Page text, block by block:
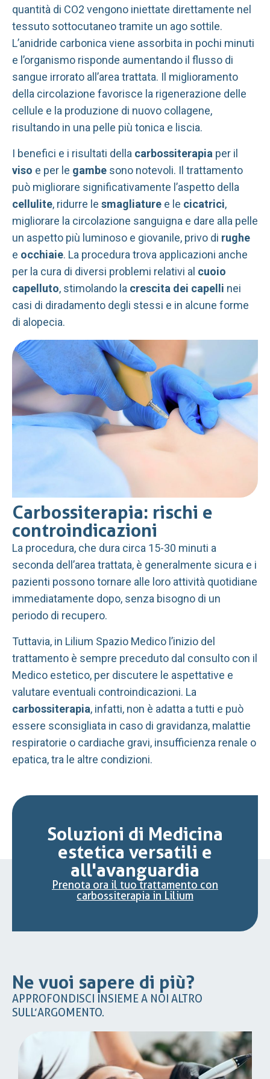
quantità di CO2 vengono iniettate direttamente nel
tessuto sottocutaneo tramite un ago sottile.
L’anidride carbonica viene assorbita in pochi minuti
e l’organismo risponde aumentando il flusso di
sangue irrorato all’area trattata. Il miglioramento
della circolazione favorisce la rigenerazione delle
cellule e la produzione di nuovo collagene,
risultando in una pelle più tonica e liscia.
I benefici e i risultati della carbossiterapia per il
viso e per le gambe sono notevoli. Il trattamento
può migliorare significativamente l’aspetto della
cellulite, ridurre le smagliature e le cicatrici,
migliorare la circolazione sanguigna e dare alla pelle
un aspetto più luminoso e giovanile, privo di rughe
e occhiaie. La procedura trova applicazioni anche
per la cura di diversi problemi relativi al cuoio
capelluto, stimolando la crescita dei capelli nei
casi di diradamento degli stessi e in alcune forme
di alopecia.
Carbossiterapia: rischi e
controindicazioni
La procedura, che dura circa 15-30 minuti a
seconda dell’area trattata, è generalmente sicura e i
pazienti possono tornare alle loro attività quotidiane
immediatamente dopo, senza bisogno di un
periodo di recupero.
Tuttavia, in Lilium Spazio Medico l’inizio del
trattamento è sempre preceduto dal consulto con il
Medico estetico, per discutere le aspettative e
valutare eventuali controindicazioni. La
carbossiterapia, infatti, non è adatta a tutti e può
essere sconsigliata in caso di gravidanza, malattie
respiratorie o cardiache gravi, insufficienza renale o
epatica, tra le altre condizioni.
Soluzioni di Medicina
estetica versatili e
all'avanguardia
Prenota ora il tuo trattamento con
carbossiterapia in Lilium
Ne vuoi sapere di più?
APPROFONDISCI INSIEME A NOI ALTRO
SULL’ARGOMENTO.